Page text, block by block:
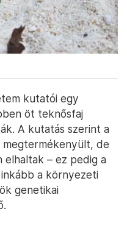
kutatói egy
öt teknősfaj
A kutatás szerint a
de
elhaltak – ez pedig a
a környezeti
genetikai